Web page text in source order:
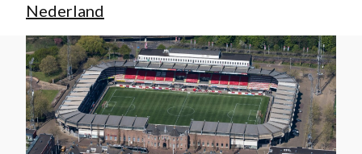
Nederland